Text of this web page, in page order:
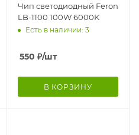
Чип светодиодный Feron
LB-1100 100W 6000K
Есть в наличии: 3
550 ₽/шт
В КОРЗИНУ